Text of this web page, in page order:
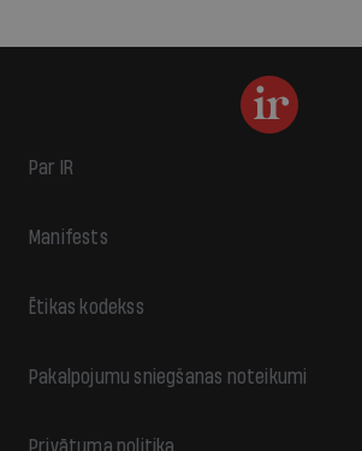
Par IR
Manifests
Ētikas kodekss
Pakalpojumu sniegšanas noteikumi
Privātuma politika